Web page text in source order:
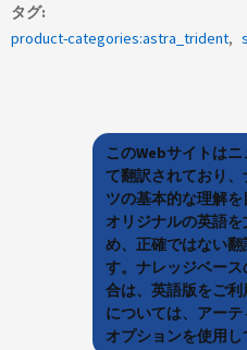
タグ
product-categories:astra_trident
このWebサイトは
て翻訳されており
ツの基本的な理解を
オリジナルの英語
め、正確ではない
す。ナレッジベー
合は、英語版をご
については、アー
オプションを使用し